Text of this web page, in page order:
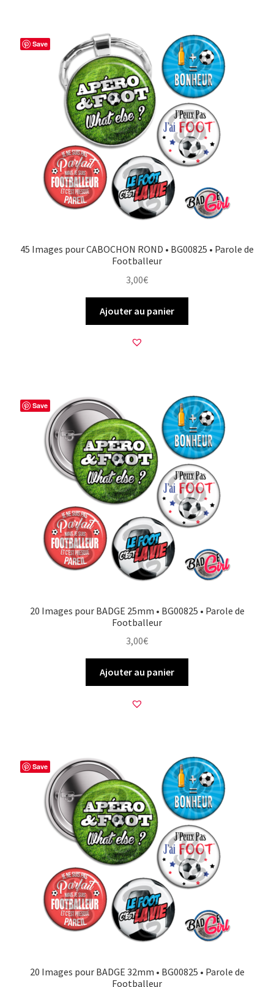
Save
45 Images pour CABOCHON ROND • BG00825 • Parole de
Footballeur
3,00€
Ajouter au panier
Save
20 Images pour BADGE 25mm • BG00825 • Parole de
Footballeur
3,00€
Ajouter au panier
Save
20 Images pour BADGE 32mm • BG00825 • Parole de
Footballeur